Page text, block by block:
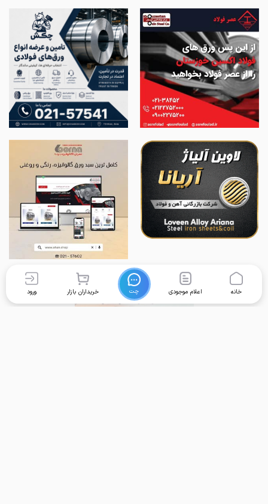
خانه اعلام موجودی چت خریداران بازار ورود